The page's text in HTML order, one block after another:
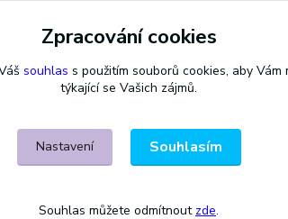
Lečkova 1519/9, 14900
Zpracování cookies
souhlas s použitím souborů cookies, aby
týkající se Vašich zájmů.
Nastavení Souhlasím
Souhlas můžete odmítnout zde.